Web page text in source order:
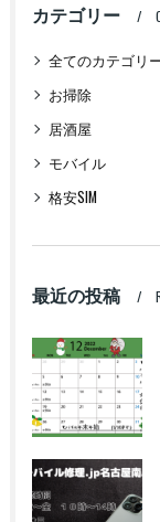
カテゴリー
全てのカテゴリ
お掃除
居酒屋
モバイル
格安SIM
最近の投稿